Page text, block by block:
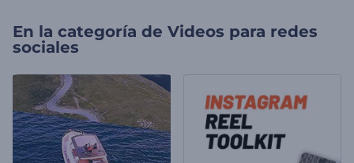
En la categoría de Videos para redes
sociales